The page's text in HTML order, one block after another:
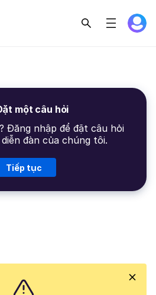
một câu hỏi
Đăng nhập để đặt câu hỏi
đàn của chúng tôi.
Tiếp tục